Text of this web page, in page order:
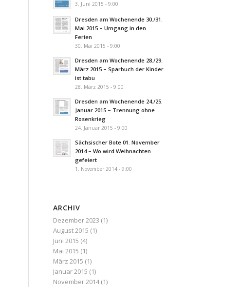
3. Juni 2015 - 9:00
Dresden am Wochenende 30./31.
Mai 2015 – Umgang in den
Ferien
30. Mai 2015 - 9:00
Dresden am Wochenende 28./29.
März 2015 – Sparbuch der Kinder
ist tabu
28. März 2015 - 9:00
Dresden am Wochenende 24./25.
Januar 2015 – Trennung ohne
Rosenkrieg
24. Januar 2015 - 9:00
Sächsischer Bote 01. November
2014 – Wo wird Weihnachten
gefeiert
1. November 2014 - 9:00
ARCHIV
Dezember 2023 (1)
August 2015 (1)
Juni 2015 (4)
Mai 2015 (1)
März 2015 (1)
Januar 2015 (1)
November 2014(1)